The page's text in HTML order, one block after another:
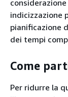
indicizzazione
pianificazione
dei tempi
Come
Per ridurre la